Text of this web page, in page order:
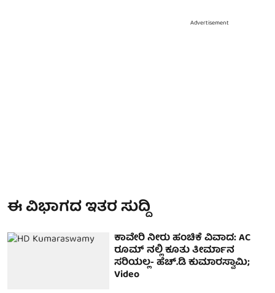
Advertisement
ಈ ವಿಭಾಗದ ಇತರ ಸುದ್ದಿ
ಕಾವೇರಿ ನೀರು ಹಂಚಿಕೆ ವಿವಾದ: AC
ರೂಮ್‌ ನಲ್ಲಿ ಕೂತು ತೀರ್ಮಾನ
ಸರಿಯಲ್ಲ- ಹೆಚ್.ಡಿ ಕುಮಾರಸ್ವಾಮಿ;
Video